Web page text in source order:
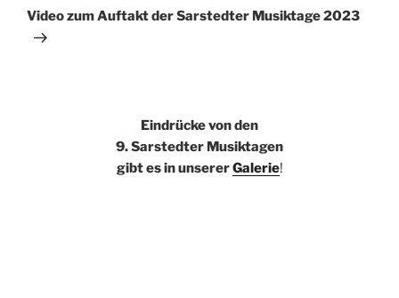
Beitrag
Video zum Auftakt der Sarstedter Musiktage 2023
Eindrücke von den
9. Sarstedter Musiktagen
gibt es in unsererGalerie!